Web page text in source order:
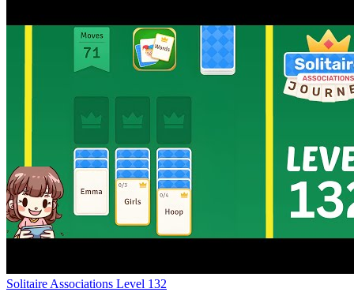
Level 132